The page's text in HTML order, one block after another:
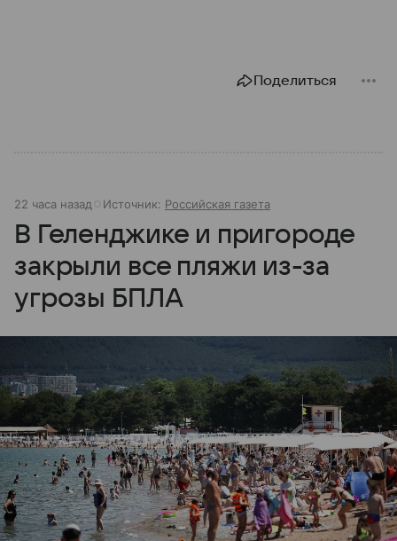
Поделиться
22 часа назад Источник: Российская газета
В Геленджике и пригороде
закрыли все пляжи из-за
угрозы БПЛА